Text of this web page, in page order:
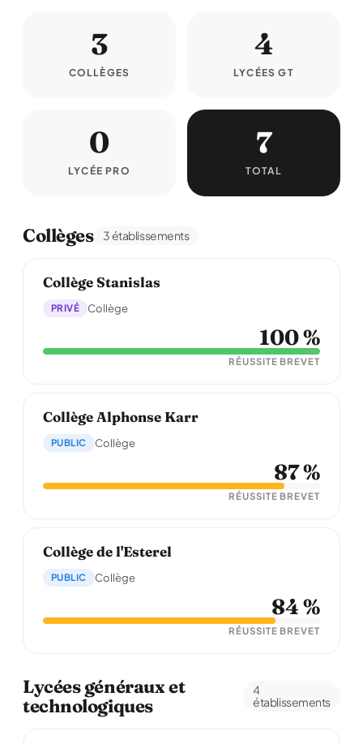
3
COLLÈGES
4
LYCÉES GT
0
LYCÉE PRO
7
TOTAL
Collèges 3 établissements
Collège Stanislas
PRIVÉ Collège
100 %
RÉUSSITE BREVET
Collège Alphonse Karr
PUBLIC Collège
87 %
RÉUSSITE BREVET
Collège de l'Esterel
PUBLIC Collège
84 %
RÉUSSITE BREVET
Lycées généraux et
technologiques
4
établissements